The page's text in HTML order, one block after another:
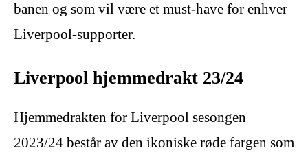
banen og som vil være et must-have for enhver
Liverpool-supporter.
Liverpool hjemmedrakt 23/24
Hjemmedrakten for Liverpool sesongen
2023/24 består av den ikoniske røde fargen som